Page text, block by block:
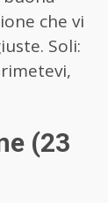
che vi
Soli:
(23